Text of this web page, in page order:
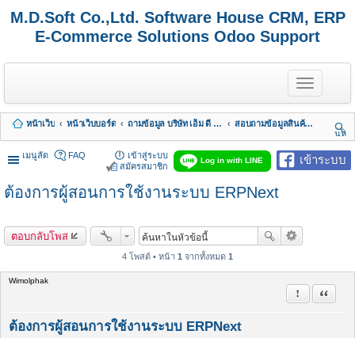
M.D.Soft Co.,Ltd. Software House CRM, ERP
E-Commerce Solutions Odoo Support
T
o
g
g
l
e
n
a
หน้าเว็บ หน้าเว็บบอร์ด ถามข้อมูล บริษัท เอ็ม ดี ซอฟต์ จำกัด
สอบถามข้อมูลสินค้า & บริการ
นห
า
เมนูลัด
เข้าระบบ
Log in with LINE
FAQ
เข้าสู่ระบบ
สมัครสมาชิก
ต้องการผู้สอนการใช้งานระบบ ERPNext
ตอบกลับโพส
4 โพสต์ • หน้า 1 จากทั้งหมด 1
Wimolphak
ต้องการผู้สอนการใช้งานระบบ ERPNext
รายงานในข้
อ้างคำ